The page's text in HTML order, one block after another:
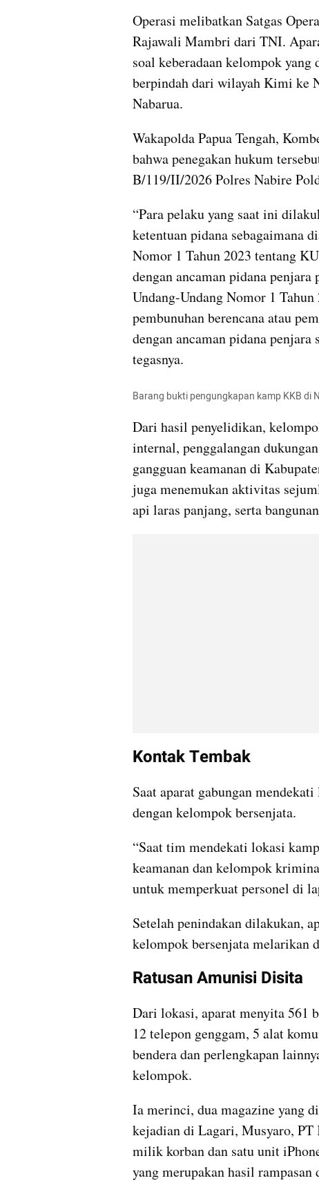
Operasi melibatkan Satgas
Rajawali Mambri dari TNI.
soal keberadaan kelompok
berpindah dari wilayah Kimi ke
Nabarua.
Wakapolda Papua Tengah,
bahwa penegakan hukum
B/119/II/2026 Polres Nabire
“Para pelaku yang saat ini
ketentuan pidana sebagaimana
Nomor 1 Tahun 2023 tentang
dengan ancaman pidana
Undang-Undang Nomor 1
pembunuhan berencana atau
dengan ancaman pidana
tegasnya.
Barang bukti pengungkapan kamp KKB di
Dari hasil penyelidikan,
internal, penggalangan
gangguan keamanan di
juga menemukan aktivitas
api laras panjang, serta
Kontak Tembak
Saat aparat gabungan
dengan kelompok bersenjata.
“Saat tim mendekati lokasi
keamanan dan kelompok
untuk memperkuat personel di
Setelah penindakan dilakukan,
kelompok bersenjata melarikan
Ratusan Amunisi Disita
Dari lokasi, aparat menyita 561
12 telepon genggam, 5 alat
bendera dan perlengkapan
kelompok.
Ia merinci, dua magazine yang
kejadian di Lagari, Musyaro,
milik korban dan satu unit
yang merupakan hasil